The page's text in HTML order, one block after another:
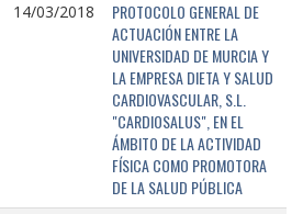
14/03/2018
PROTOCOLO GENERAL DE
ACTUACIÓN ENTRE LA
UNIVERSIDAD DE MURCIA Y
LA EMPRESA DIETA Y SALUD
CARDIOVASCULAR, S.L.
"CARDIOSALUS", EN EL
ÁMBITO DE LA ACTIVIDAD
FÍSICA COMO PROMOTORA
DE LA SALUD PÚBLICA